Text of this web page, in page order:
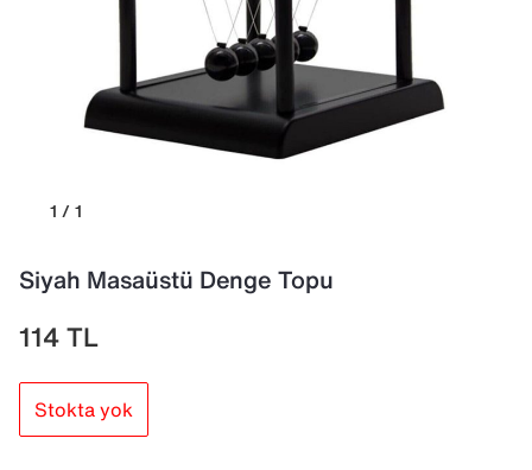
1 / 1
Siyah Masaüstü Denge Topu
114TL
Stokta yok